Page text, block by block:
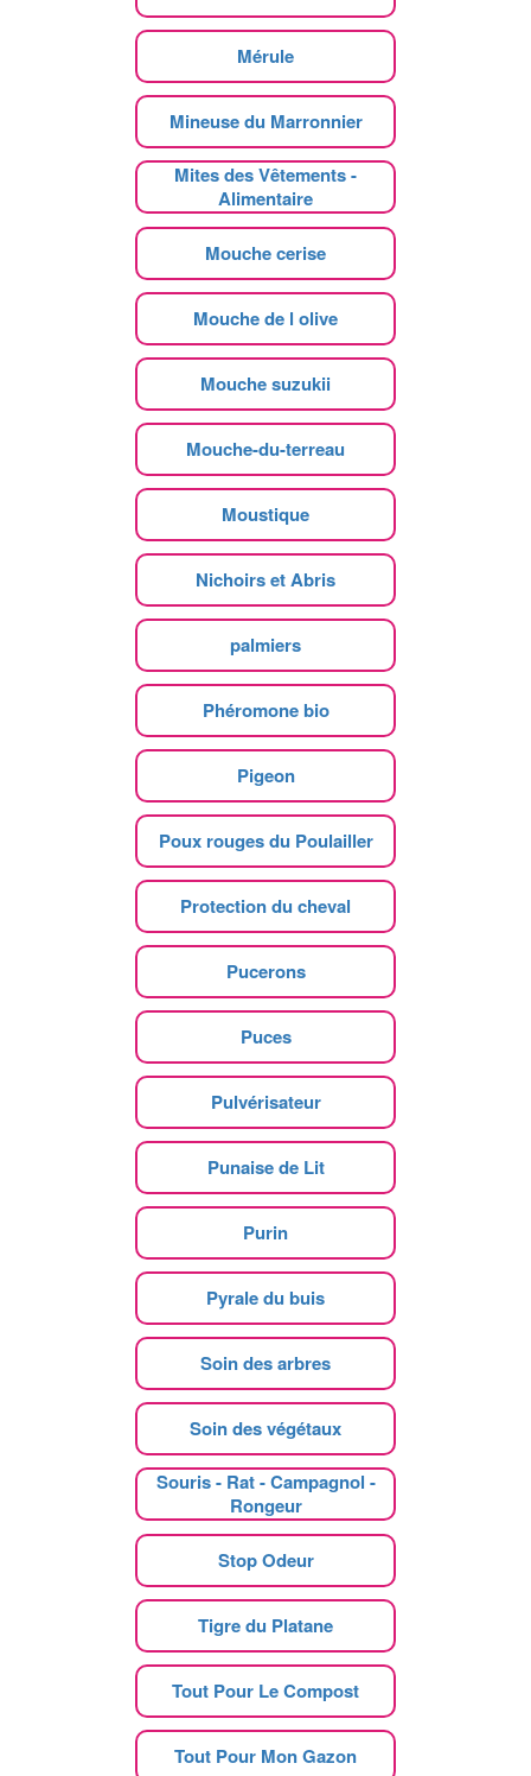
Mérule
Mineuse du Marronnier
Mites des Vêtements -
Alimentaire
Mouche cerise
Mouche de l olive
Mouche suzukii
Mouche-du-terreau
Moustique
Nichoirs et Abris
palmiers
Phéromone bio
Pigeon
Poux rouges du Poulailler
Protection du cheval
Pucerons
Puces
Pulvérisateur
Punaise de Lit
Purin
Pyrale du buis
Soin des arbres
Soin des végétaux
Souris - Rat - Campagnol -
Rongeur
Stop Odeur
Tigre du Platane
Tout Pour Le Compost
Tout Pour Mon Gazon